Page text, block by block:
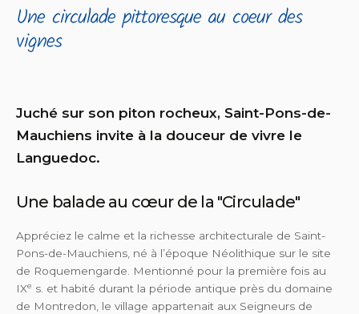
Une circulade pittoresque au coeur des
vignes
Juché sur son piton rocheux, Saint-Pons-de-
Mauchiens invite à la douceur de vivre le
Languedoc.
Une balade au cœur de la "Circulade"
Appréciez le calme et la richesse architecturale de Saint-
Pons-de-Mauchiens, né à l’époque Néolithique sur le site
de Roquemengarde. Mentionné pour la première fois au
IXe s. et habité durant la période antique près du domaine
de Montredon, le village appartenait aux Seigneurs de